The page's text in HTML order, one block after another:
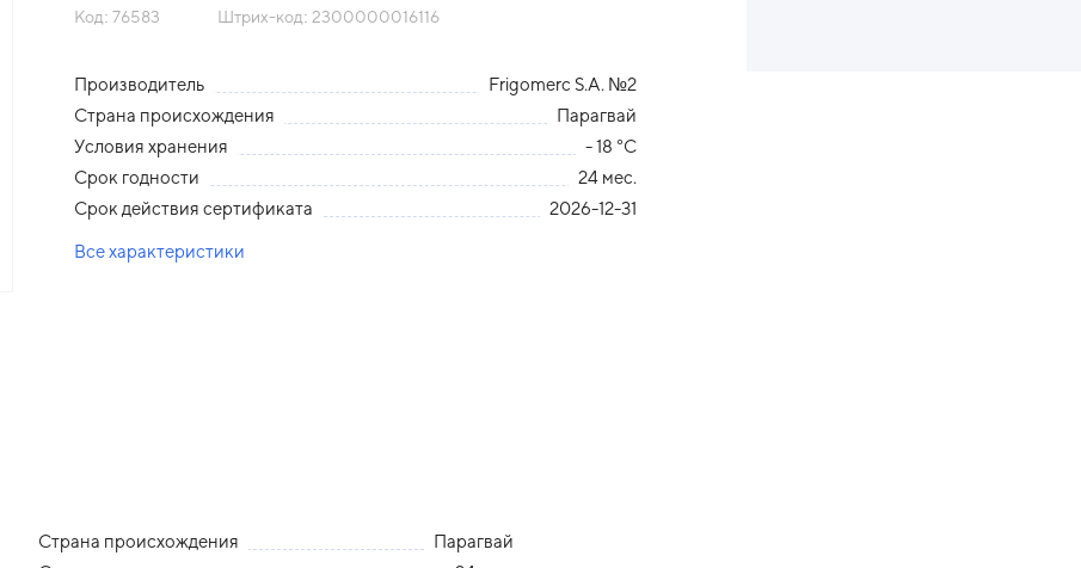
Код: 76583 Штрих-код: 2300000016116
Производитель
Frigomerc S.A. №2
Страна происхождения
Парагвай
Условия хранения
- 18 °С
Срок годности
24 мес.
Срок действия сертификата
2026-12-31
Все характеристики
Страна происхождения
Парагвай